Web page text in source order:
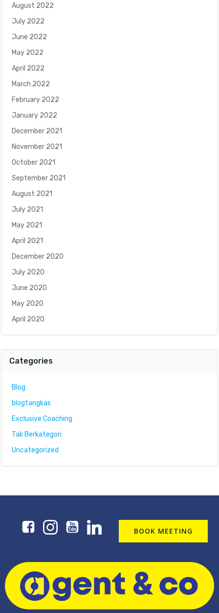
August 2022
July 2022
June 2022
May 2022
April 2022
March 2022
February 2022
January 2022
December 2021
November 2021
October 2021
September 2021
August 2021
July 2021
May 2021
April 2021
December 2020
July 2020
June 2020
May 2020
April 2020
Categories
Blog
blogtangkas
Exclusive Coaching
Tak Berkategori
Uncategorized
BOOK MEETING